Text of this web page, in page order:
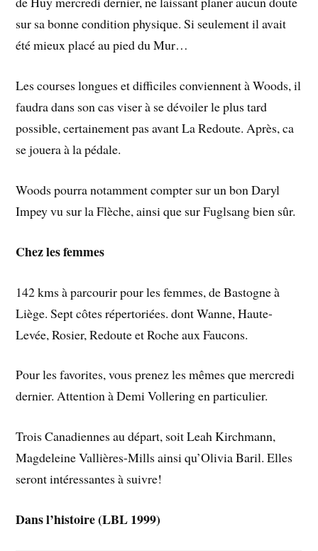
sur sa bonne condition physique. Si seulement il avait
été mieux placé au pied du Mur…
Les courses longues et difficiles conviennent à Woods, il
faudra dans son cas viser à se dévoiler le plus tard
possible, certainement pas avant La Redoute. Après, ca
se jouera à la pédale.
Woods pourra notamment compter sur un bon Daryl
Impey vu sur la Flèche, ainsi que sur Fuglsang bien sûr.
Chez les femmes
142 kms à parcourir pour les femmes, de Bastogne à
Liège. Sept côtes répertoriées. dont Wanne, Haute-
Levée, Rosier, Redoute et Roche aux Faucons.
Pour les favorites, vous prenez les mêmes que mercredi
dernier. Attention à Demi Vollering en particulier.
Trois Canadiennes au départ, soit Leah Kirchmann,
Magdeleine Vallières-Mills ainsi qu’Olivia Baril. Elles
seront intéressantes à suivre!
Dans l’histoire (LBL 1999)